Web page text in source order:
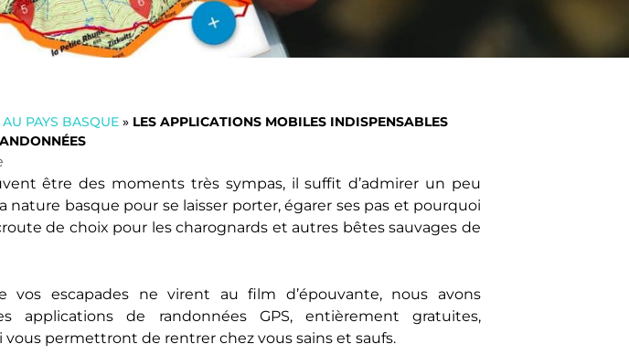
PAYS BASQUE » LES APPLICATIONS MOBILES INDISPENSABLES
être des moments très sympas, il suffit d’admirer un peu
nature basque pour se laisser porter, égarer ses pas et pourquoi
de choix pour les charognards et autres bêtes sauvages de
vos escapades ne virent au film d’épouvante, nous avons
applications de randonnées GPS, entièrement gratuites,
permettront de rentrer chez vous sains et saufs.